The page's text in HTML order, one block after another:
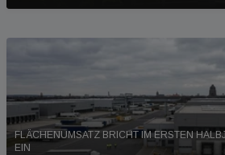
FLÄCHENUMSATZ BRICHT IM ERSTEN
EIN